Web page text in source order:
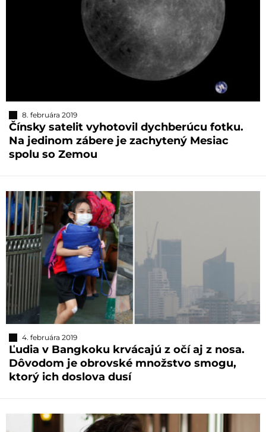
8. februára 2019
Čínsky satelit vyhotovil dychberúcu fotku.
Na jedinom zábere je zachytený Mesiac
spolu so Zemou
4. februára 2019
Ľudia v Bangkoku krvácajú z očí aj z nosa.
Dôvodom je obrovské množstvo smogu,
ktorý ich doslova dusí